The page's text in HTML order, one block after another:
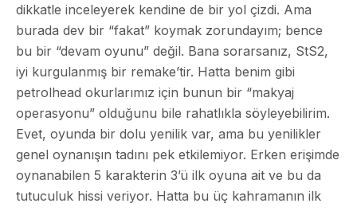
dikkatle inceleyerek kendine de bir yol çizdi. Ama
burada dev bir “fakat” koymak zorundayım; bence
bu bir “devam oyunu” değil. Bana sorarsanız, StS2,
iyi kurgulanmış bir remake’tir. Hatta benim gibi
petrolhead okurlarımız için bunun bir “makyaj
operasyonu” olduğunu bile rahatlıkla söyleyebilirim.
Evet, oyunda bir dolu yenilik var, ama bu yenilikler
genel oynanışın tadını pek etkilemiyor. Erken erişimde
oynanabilen 5 karakterin 3’ü ilk oyuna ait ve bu da
tutuculuk hissi veriyor. Hatta bu üç kahramanın ilk